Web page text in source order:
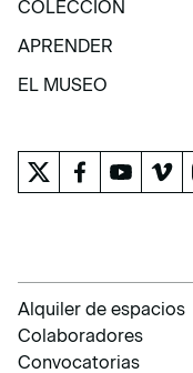
COLECCIÓN
COLECCIÓN
APRENDER
APRENDER
EL MUSEO
Alquiler de espacios
Colaboradores
Convocatorias